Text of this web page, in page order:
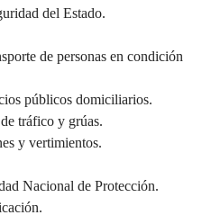
del Estado.
de personas en condición
públicos domiciliarios.
tráfico y grúas.
y vertimientos.
Nacional de Protección.